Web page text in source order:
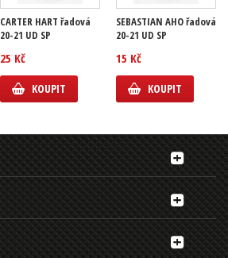
CARTER HART řadová
20-21 UD SP
25 Kč
KOUPIT
SEBASTIAN AHO řadová
20-21 UD SP
15 Kč
KOUPIT